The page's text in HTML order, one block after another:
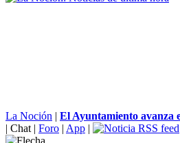
La Noción | El Ayuntamiento avanza
| Chat | Foro | App |